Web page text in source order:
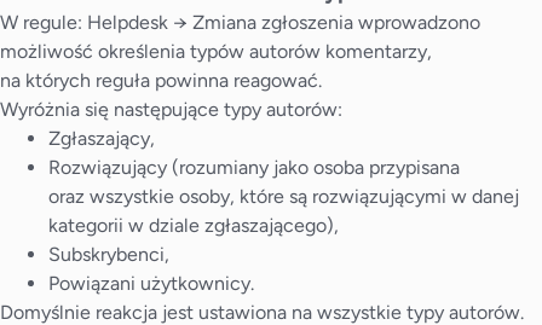
W regule: Helpdesk → Zmiana zgłoszenia wprowadzono
możliwość określenia typów autorów komentarzy,
na których reguła powinna reagować.
Wyróżnia się następujące typy autorów:
Zgłaszający,
Rozwiązujący (rozumiany jako osoba przypisana
oraz wszystkie osoby, które są rozwiązującymi w danej
kategorii w dziale zgłaszającego),
Subskrybenci,
Powiązani użytkownicy.
Domyślnie reakcja jest ustawiona na wszystkie typy autorów.